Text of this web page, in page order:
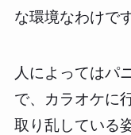
な環境なわけです
人によってはパ
で、カラオケに
取り乱している